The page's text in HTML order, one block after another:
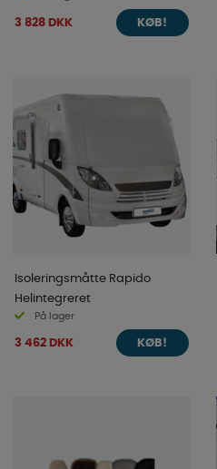
3 828 DKK KØB!
Isoleringsmåtte Rapido
Helintegreret
På lager
3 462 DKK KØB!